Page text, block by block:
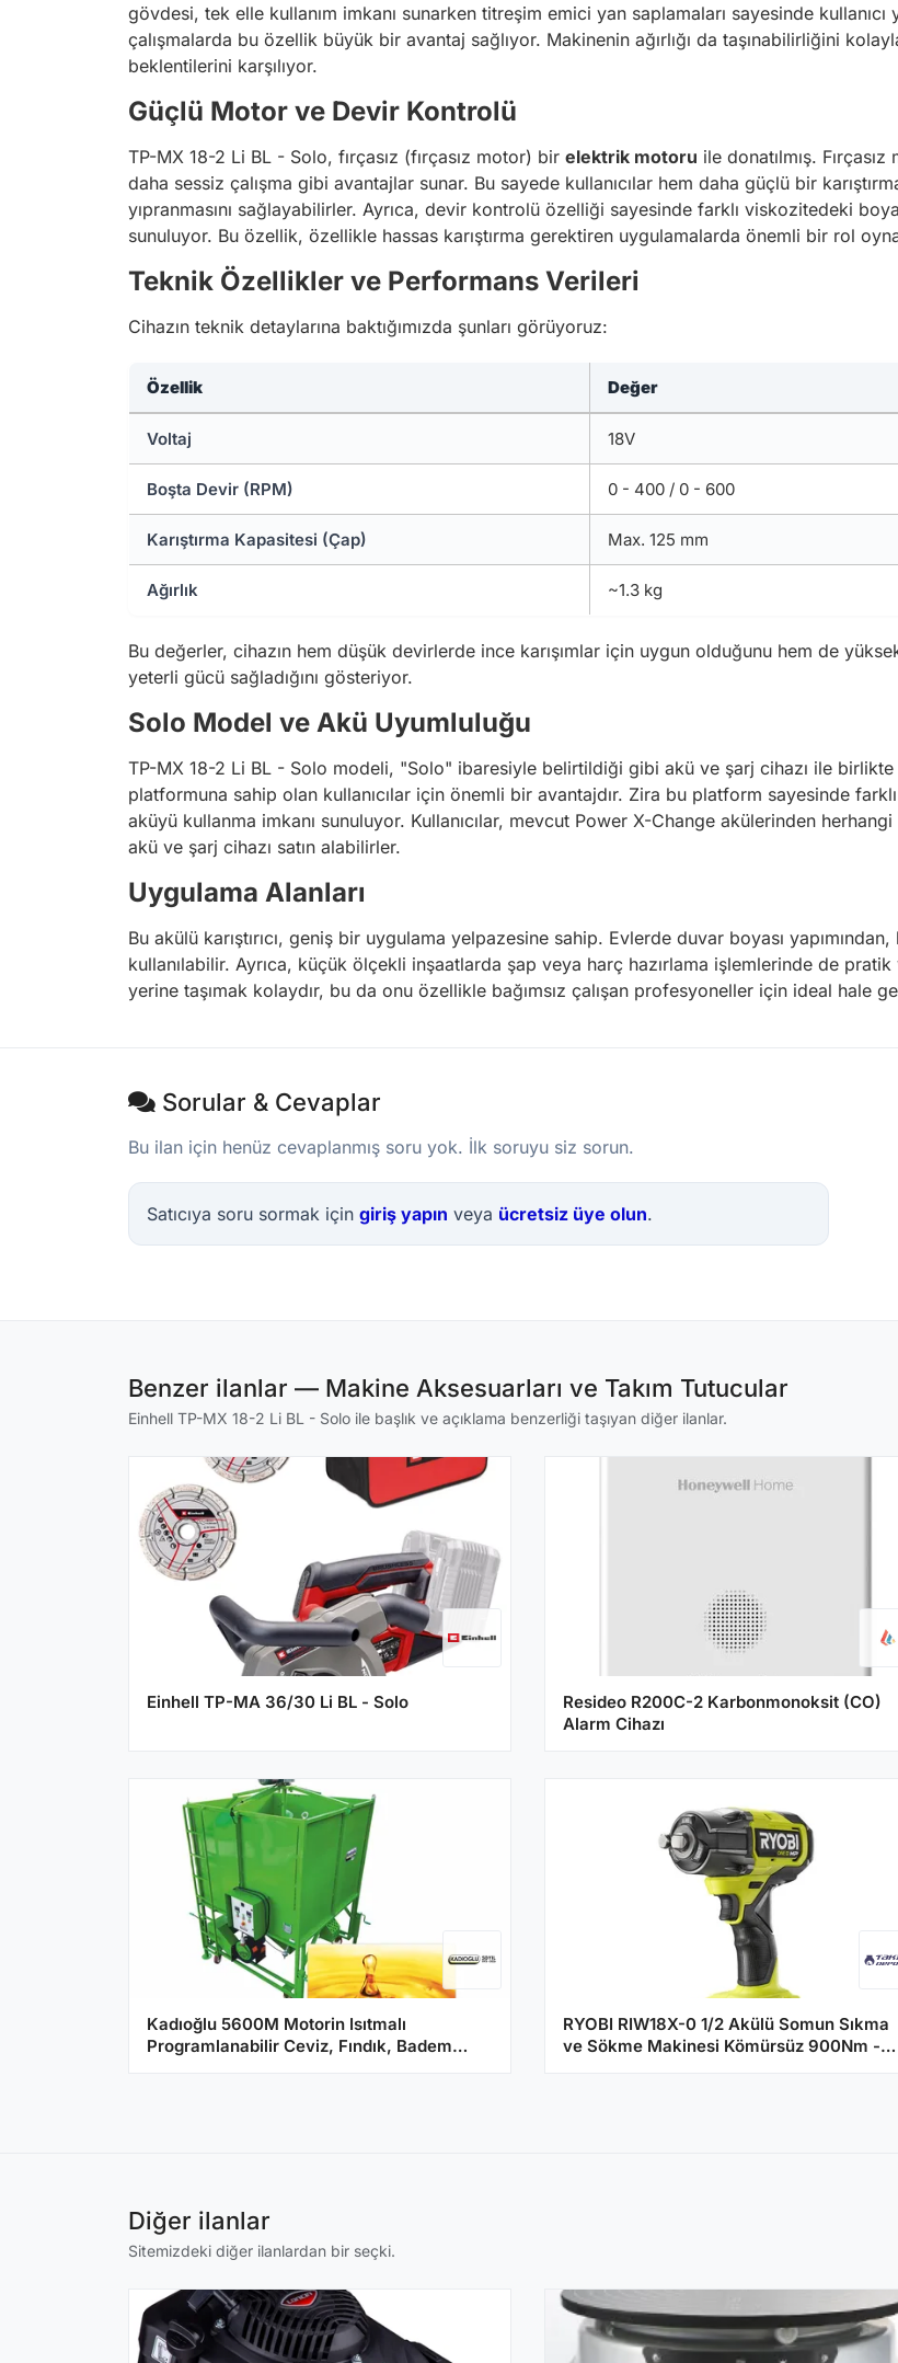
gövdesi, tek elle kullanım imkanı sunarken titreşim emici yan saplamaları sayesinde
çalışmalarda bu özellik büyük bir avantaj sağlıyor. Makinenin ağırlığı da taşınabilirliğini
beklentilerini karşılıyor.
Güçlü Motor ve Devir Kontrolü
TP-MX 18-2 Li BL - Solo, fırçasız (fırçasız motor) bir elektrik motoru ile donatılmış.
daha sessiz çalışma gibi avantajlar sunar. Bu sayede kullanıcılar hem daha güçlü bir
yıpranmasını sağlayabilirler. Ayrıca, devir kontrolü özelliği sayesinde farklı viskozitedeki
sunuluyor. Bu özellik, özellikle hassas karıştırma gerektiren uygulamalarda önemli bir rol
Teknik Özellikler ve Performans Verileri
Cihazın teknik detaylarına baktığımızda şunları görüyoruz:
Özellik Değer
Voltaj 18V
Boşta Devir (RPM) 0 - 400 / 0 - 600
Karıştırma Kapasitesi (Çap) Max. 125 mm
Ağırlık ~1.3 kg
Bu değerler, cihazın hem düşük devirlerde ince karışımlar için uygun olduğunu hem de
yeterli gücü sağladığını gösteriyor.
Solo Model ve Akü Uyumluluğu
TP-MX 18-2 Li BL - Solo modeli, "Solo" ibaresiyle belirtildiği gibi akü ve şarj cihazı ile
platformuna sahip olan kullanıcılar için önemli bir avantajdır. Zira bu platform sayesinde
aküyü kullanma imkanı sunuluyor. Kullanıcılar, mevcut Power X-Change akülerinden
akü ve şarj cihazı satın alabilirler.
Uygulama Alanları
Bu akülü karıştırıcı, geniş bir uygulama yelpazesine sahip. Evlerde duvar boyası
kullanılabilir. Ayrıca, küçük ölçekli inşaatlarda şap veya harç hazırlama işlemlerinde de
yerine taşımak kolaydır, bu da onu özellikle bağımsız çalışan profesyoneller için ideal hale
Sorular & Cevaplar
Bu ilan için henüz cevaplanmış soru yok. İlk soruyu siz sorun.
Satıcıya soru sormak için giriş yapın veya ücretsiz üye olun.
Benzer ilanlar — Makine Aksesuarları ve Takım Tutucular
Einhell TP-MX 18-2 Li BL - Solo ile başlık ve açıklama benzerliği taşıyan diğer ilanlar.
Einhell TP-MA 36/30 Li BL - Solo
Resideo R200C-2 Karbonmonoksit (CO)
Alarm Cihazı
Kadıoğlu 5600M Motorin Isıtmalı
Programlanabilir Ceviz, Fındık, Badem
RYOBI RIW18X-0 1/2 Akülü Somun Sıkma
ve Sökme Makinesi Kömürsüz 900Nm -
Diğer ilanlar
Sitemizdeki diğer ilanlardan bir seçki.